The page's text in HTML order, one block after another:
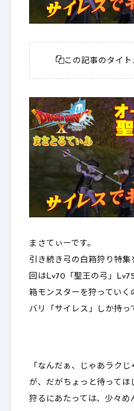
この記事のタイ
まさてぃーです。
引き続き弓の白箱狩り特
回はLv70「聖王の弓」
箱モンスターを狩っていく
バリ 「サイレス」しか持っ
「なんだぁ、じゃあラク
が、だがちょっと待って
狩るにあたっては、 少々め